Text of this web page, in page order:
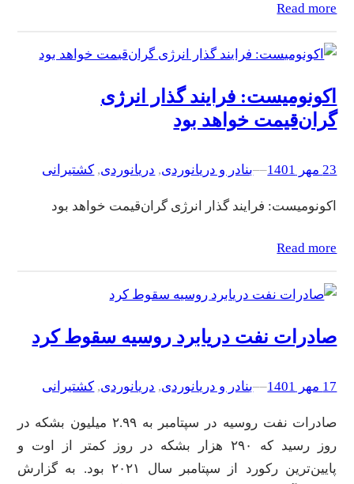
Read more
اکونومیست: فرایند گذار انرژی
گران‌قیمت خواهد بود
23 مهر 1401 –
–بنادر و دریانوردی, دریانوردی, کشتیرانی
اکونومیست: فرایند گذار انرژی گران‌قیمت خواهد بود
Read more
صادرات نفت دریابرد روسیه سقوط کرد
17 مهر 1401 –
–بنادر و دریانوردی, دریانوردی, کشتیرانی
صادرات نفت روسیه در سپتامبر به ۲.۹۹ میلیون بشکه در
روز رسید که ۲۹۰ هزار بشکه در روز کمتر از اوت و
پایین‌ترین رکورد از سپتامبر سال ۲۰۲۱ بود. به گزارش